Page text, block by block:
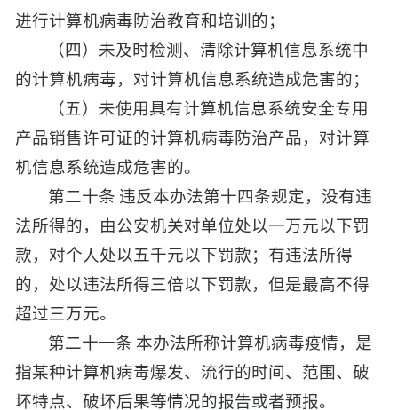
进行计算机病毒防治教育和培训的；
（四）未及时检测、清除计算机信息系统中
的计算机病毒，对计算机信息系统造成危害的；
（五）未使用具有计算机信息系统安全专用
产品销售许可证的计算机病毒防治产品，对计算
机信息系统造成危害的。
第二十条 违反本办法第十四条规定，没有违
法所得的，由公安机关对单位处以一万元以下罚
款，对个人处以五千元以下罚款；有违法所得
的，处以违法所得三倍以下罚款，但是最高不得
超过三万元。
第二十一条 本办法所称计算机病毒疫情，是
指某种计算机病毒爆发、流行的时间、范围、破
坏特点、破坏后果等情况的报告或者预报。